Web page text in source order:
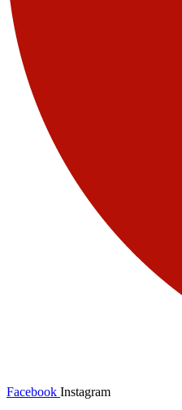
Facebook Instagram